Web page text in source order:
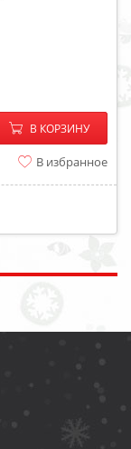
− +
В КОРЗИНУ
В избранное